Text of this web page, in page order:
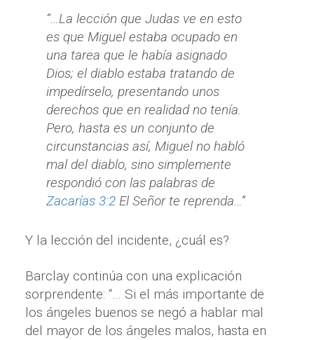
“…La lección que Judas ve en esto
es que Miguel estaba ocupado en
una tarea que le había asignado
Dios; el diablo estaba tratando de
impedírselo, presentando unos
derechos que en realidad no tenía.
Pero, hasta es un conjunto de
circunstancias así, Miguel no habló
mal del diablo, sino simplemente
respondió con las palabras de
Zacarías 3:2El Señor te reprenda…”
Y la lección del incidente, ¿cuál es?
Barclay continúa con una explicación
sorprendente: “… Si el más importante de
los ángeles buenos se negó a hablar mal
del mayor de los ángeles malos, hasta en